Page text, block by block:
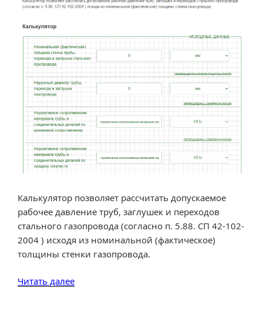
Калькулятор позволяет рассчитать допускаемое
рабочее давление труб, заглушек и переходов
стального газопровода (согласно п. 5.88. СП 42-102-
2004 ) исходя из номинальной (фактическое)
толщины стенки газопровода.
Читать далее«Допускаемое